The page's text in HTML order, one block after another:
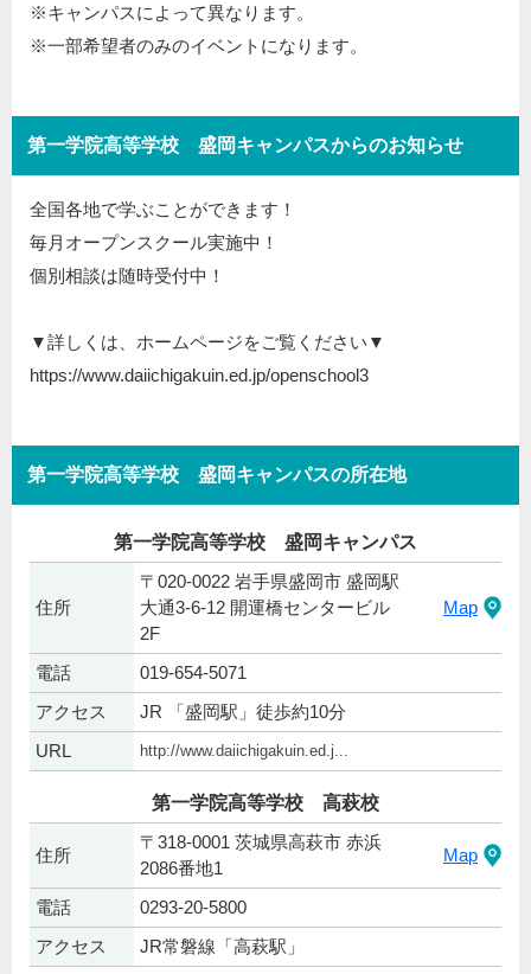
※キャンパスによって異なります。
※一部希望者のみのイベントになります。
第一学院高等学校 盛岡キャンパスからのお知らせ
全国各地で学ぶことができます！
毎月オープンスクール実施中！
個別相談は随時受付中！
▼詳しくは、ホームページをご覧ください▼
https://www.daiichigakuin.ed.jp/openschool3
第一学院高等学校 盛岡キャンパスの所在地
第一学院高等学校 盛岡キャンパス
住所
〒020-0022 岩手県盛岡市 盛岡駅
大通3-6-12 開運橋センタービル
2F
Map
電話
019-654-5071
アクセス
JR 「盛岡駅」徒歩約10分
URL
http://www.daiichigakuin.ed.j...
第一学院高等学校 高萩校
住所
〒318-0001 茨城県高萩市 赤浜
2086番地1
Map
電話
0293-20-5800
アクセス
JR常磐線「高萩駅」